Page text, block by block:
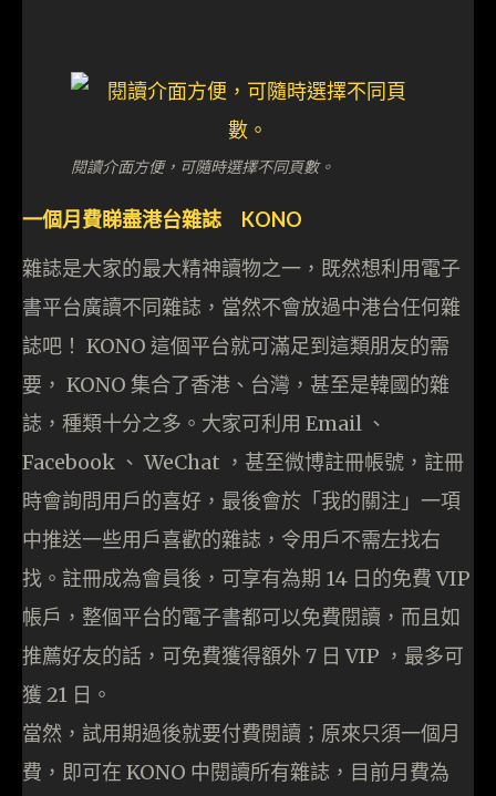
閱讀介面方便，可隨時選擇不同頁數。
一個月費睇盡港台雜誌 KONO
雜誌是大家的最大精神讀物之一，既然想利用電子
書平台廣讀不同雜誌，當然不會放過中港台任何雜
誌吧！ KONO 這個平台就可滿足到這類朋友的需
要， KONO 集合了香港、台灣，甚至是韓國的雜
誌，種類十分之多。大家可利用 Email 、
Facebook 、 WeChat ，甚至微博註冊帳號，註冊
時會詢問用戶的喜好，最後會於「我的關注」一項
中推送一些用戶喜歡的雜誌，令用戶不需左找右
找。註冊成為會員後，可享有為期 14 日的免費 VIP
帳戶，整個平台的電子書都可以免費閱讀，而且如
推薦好友的話，可免費獲得額外 7 日 VIP ，最多可
獲 21 日。
當然，試用期過後就要付費閱讀；原來只須一個月
費，即可在 KONO 中閱讀所有雜誌，目前月費為